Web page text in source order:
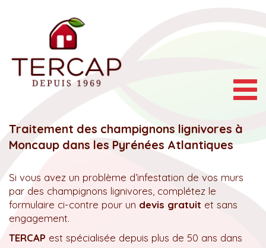
Traitement des champignons lignivores à
Moncaup dans les Pyrénées Atlantiques
Si vous avez un problème d’infestation de vos murs
par des champignons lignivores, complétez le
formulaire ci-contre pour un devis gratuit et sans
engagement.
TERCAP est spécialisée depuis plus de 50 ans dans